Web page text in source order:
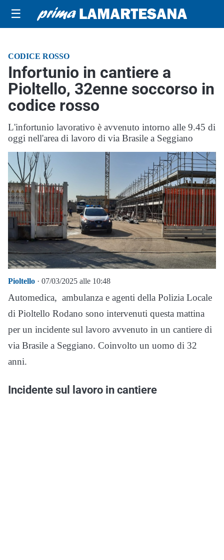
☰
CODICE ROSSO
Infortunio in cantiere a
Pioltello, 32enne soccorso in
codice rosso
L'infortunio lavorativo è avvenuto intorno alle 9.45 di
oggi nell'area di lavoro di via Brasile a Seggiano
Pioltello · 07/03/2025 alle 10:48
Automedica, ambulanza e agenti della Polizia Locale
di Pioltello Rodano sono intervenuti questa mattina
per un incidente sul lavoro avvenuto in un cantiere di
via Brasile a Seggiano. Coinvolto un uomo di 32
anni.
Incidente sul lavoro in cantiere